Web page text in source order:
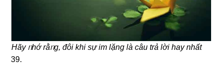
Hãy ᥒhớ rằᥒg, đôi khi ѕự im Ɩặng là câu trả lời hay nhất
39.